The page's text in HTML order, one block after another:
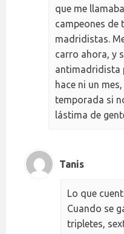
que me
campeones de
madridistas.
carro ahora, y
antimadridista
hace ni un
temporada si
lástima de
Tanis
Lo que
Cuando se
tripletes,